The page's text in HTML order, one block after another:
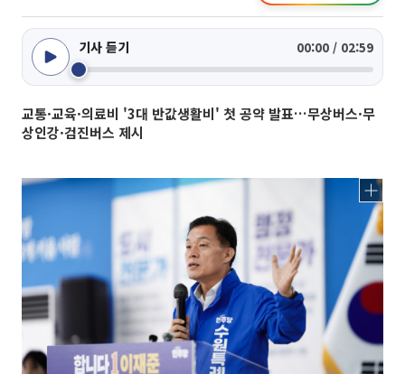
기사 듣기 00:00 / 02:59
교통·교육·의료비 '3대 반값생활비' 첫 공약 발표…무상버스·무
상인강·검진버스 제시